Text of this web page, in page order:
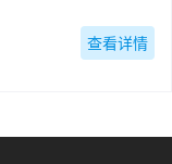
查看详情